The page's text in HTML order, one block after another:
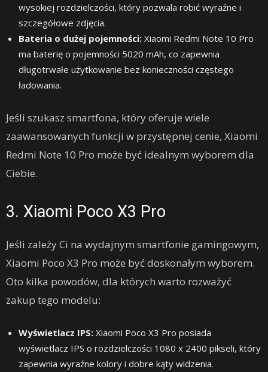
wysokiej rozdzielczości, który pozwala robić wyraźne i
szczegółowe zdjęcia.
Bateria o dużej pojemności: Xiaomi Redmi Note 10 Pro
ma baterię o pojemności 5020 mAh, co zapewnia
długotrwałe użytkowanie bez konieczności częstego
ładowania.
Jeśli szukasz smartfona, który oferuje wiele
zaawansowanych funkcji w przystępnej cenie, Xiaomi
Redmi Note 10 Pro może być idealnym wyborem dla
Ciebie.
3. Xiaomi Poco X3 Pro
Jeśli zależy Ci na wydajnym smartfonie gamingowym,
Xiaomi Poco X3 Pro może być doskonałym wyborem.
Oto kilka powodów, dla których warto rozważyć
zakup tego modelu:
Wyświetlacz IPS: Xiaomi Poco X3 Pro posiada
wyświetlacz IPS o rozdzielczości 1080 x 2400 pikseli, który
zapewnia wyraźne kolory i dobre kąty widzenia.